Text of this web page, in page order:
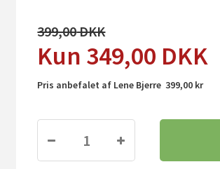
399,00
349,00 DKK
Pris anbefalet af Lene Bjerre 399,00 kr